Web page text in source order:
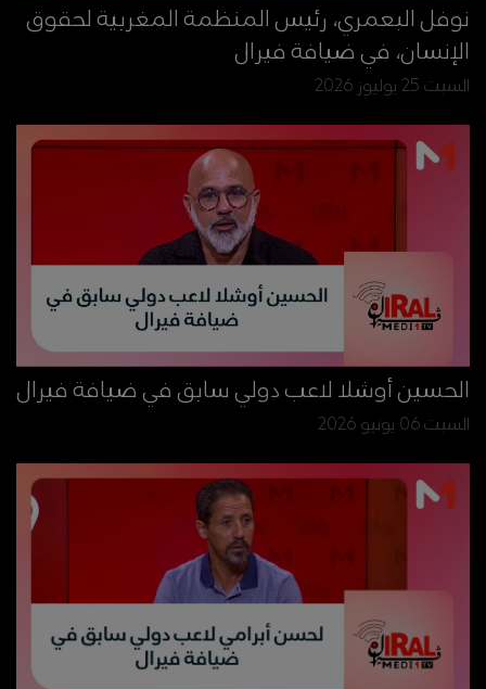
نوفل البعمري، رئيس المنظمة المغربية لحقوق
الإنسان، في ضيافة فيرال
السبت 25 يوليوز 2026
الحسين أوشلا لاعب دولي سابق في ضيافة فيرال
السبت 06 يونيو 2026